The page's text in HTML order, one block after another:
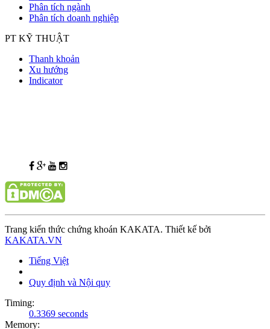
Phân tích ngành
Phân tích doanh nghiệp
PT KỸ THUẬT
Thanh khoản
Xu hướng
Indicator
Trang kiến thức chứng khoán KAKATA. Thiết kế bởi
KAKATA.VN
Tiếng Việt
Quy định và Nội quy
Timing:
0.3369 seconds
Memory: